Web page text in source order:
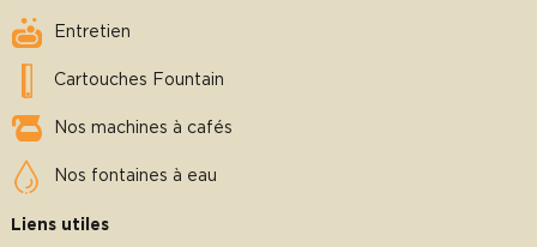
Entretien
Cartouches Fountain
Nos machines à cafés
Nos fontaines à eau
Liens utiles